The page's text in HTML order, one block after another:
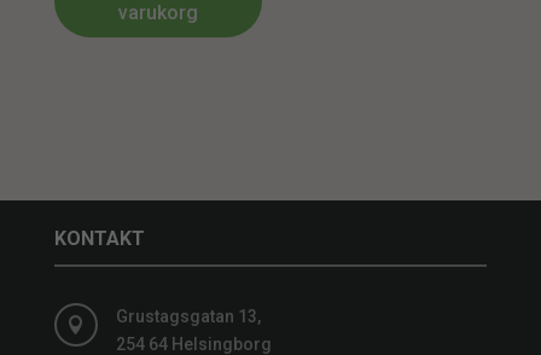
varukorg
KONTAKT

Grustagsgatan 13,
254 64 Helsingborg